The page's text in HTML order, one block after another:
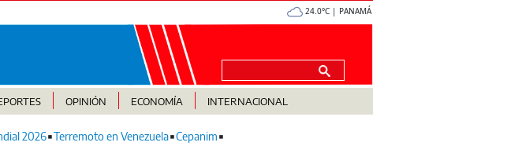
24.0°C | PANAMÁ
OPINIÓN ECONOMÍA INTERNACIONAL
2026 Terremoto en Venezuela Cepanim